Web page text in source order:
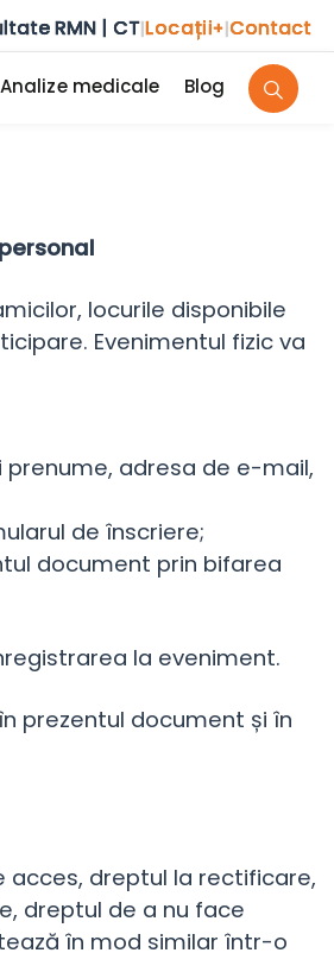
RMN | CT|Locații+|Contact
Analize medicale Blog
locurile disponibile
Evenimentul fizic va
adresa de e-mail,
de înscriere;
document prin bifarea
la eveniment.
prezentul document și în
acces, dreptul la rectificare,
dreptul de a nu face
în mod similar într-o